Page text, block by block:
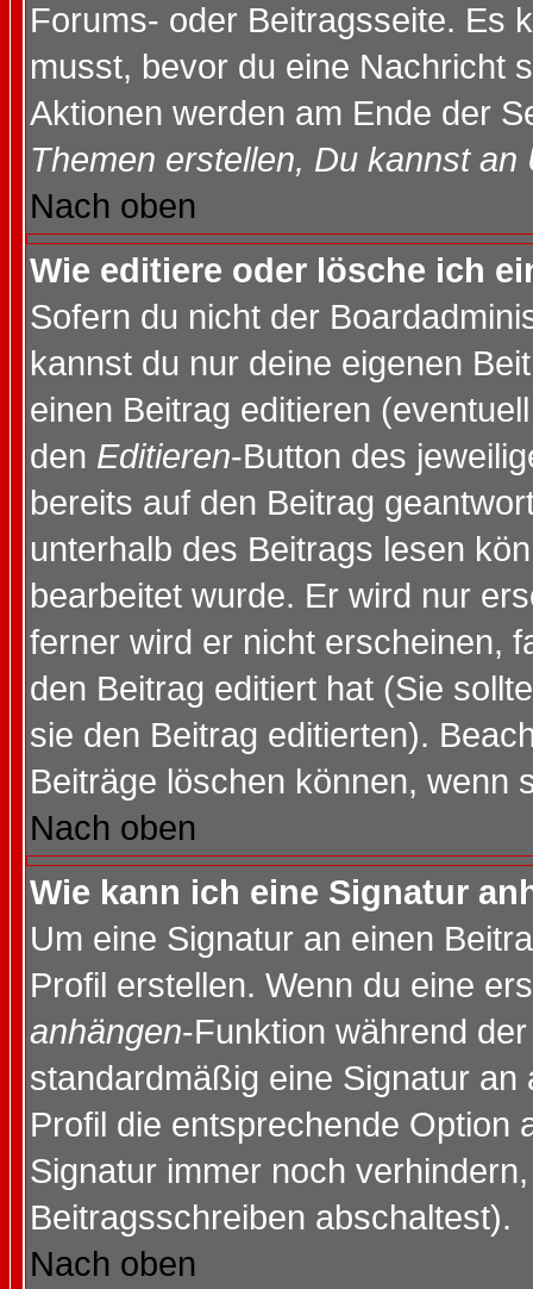
Forums- oder Beitragsseite. Es
musst, bevor du eine Nachricht
Aktionen werden am Ende der
Themen erstellen, Du kannst
Nach oben
Wie editiere oder lösche ich
Sofern du nicht der
kannst du nur deine eigenen
einen Beitrag editieren
den Editieren-Button des
bereits auf den Beitrag
unterhalb des Beitrags lesen
bearbeitet wurde. Er wird nur
ferner wird er nicht erscheinen,
den Beitrag editiert hat (Sie
sie den Beitrag editierten).
Beiträge löschen können, wenn
Nach oben
Wie kann ich eine Signatur
Um eine Signatur an einen
Profil erstellen. Wenn du eine
anhängen-Funktion während
standardmäßig eine Signatur
Profil die entsprechende Option
Signatur immer noch
Beitragsschreiben abschaltest).
Nach oben